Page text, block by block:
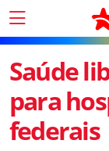
Saúde
para
federais